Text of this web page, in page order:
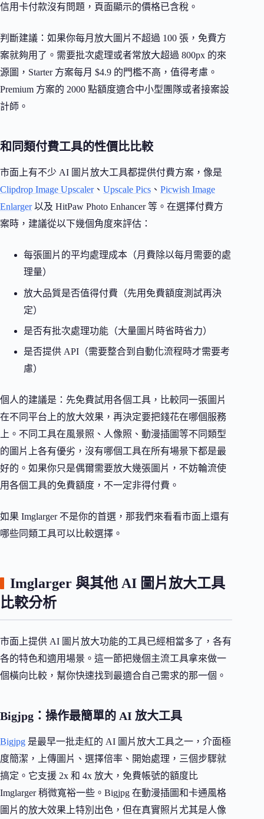
信用卡付款沒有問題，頁面顯示的價格已含稅。
判斷建議：如果你每月放大圖片不超過 100 張，免費方
案就夠用了。需要批次處理或者常放大超過 800px 的來
源圖，Starter 方案每月 $4.9 的門檻不高，值得考慮。
Premium 方案的 2000 點額度適合中小型團隊或者接案設
計師。
和同類付費工具的性價比比較
市面上有不少 AI 圖片放大工具都提供付費方案，像是
Clipdrop Image Upscaler、 Upscale Pics 、 Picwish Image
Enlarger以及 HitPaw Photo Enhancer 等。在選擇付費方
案時，建議從以下幾個角度來評估：
每張圖片的平均處理成本（月費除以每月需要的處
理量）
放大品質是否值得付費（先用免費額度測試再決
定）
是否有批次處理功能（大量圖片時省時省力）
是否提供 API（需要整合到自動化流程時才需要考
慮）
個人的建議是：先免費試用各個工具，比較同一張圖片
在不同平台上的放大效果，再決定要把錢花在哪個服務
上。不同工具在風景照、人像照、動漫插圖等不同類型
的圖片上各有優劣，沒有哪個工具在所有場景下都是最
好的。如果你只是偶爾需要放大幾張圖片，不妨輪流使
用各個工具的免費額度，不一定非得付費。
如果 Imglarger 不是你的首選，那我們來看看市面上還有
哪些同類工具可以比較選擇。
Imglarger 與其他 AI 圖片放大工具
比較分析
市面上提供 AI 圖片放大功能的工具已經相當多了，各有
各的特色和適用場景。這一節把幾個主流工具拿來做一
個橫向比較，幫你快速找到最適合自己需求的那一個。
Bigjpg：操作最簡單的 AI 放大工具
Bigjpg 是最早一批走紅的 AI 圖片放大工具之一，介面極
度簡潔，上傳圖片、選擇倍率、開始處理，三個步驟就
搞定。它支援 2x 和 4x 放大，免費帳號的額度比
Imglarger 稍微寬裕一些。Bigjpg 在動漫插圖和卡通風格
圖片的放大效果上特別出色，但在真實照片尤其是人像